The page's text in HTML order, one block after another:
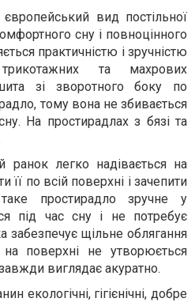
вид постільної
сну і повноцінного
практичністю і зручністю
та махрових
зі зворотного боку по
тому вона не збивається
На простирадлах з бязі та
легко надівається на
її по всій поверхні і зачепити
простирадло зручне у
під час сну і не потребує
забезпечує щільне облягання
поверхні не утворюється
виглядає акуратно.
екологічні, гігієнічні, добре